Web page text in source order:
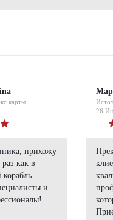
карты
прихожу
как в
и
26